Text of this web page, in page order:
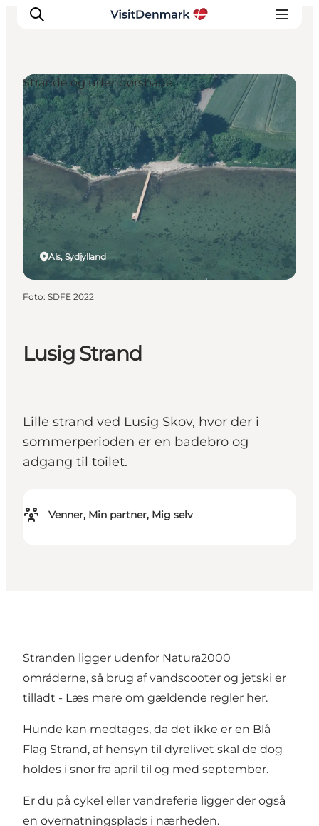
Inspiration
Destinationer
Oplevelser
Overnatning
Planlæg ferien
Lusig Strand
Lille strand ved Lusig Skov, hvor der i
sommerperioden er en badebro og
adgang til toilet.
Venner, Min partner, Mig selv
Als, Sydjylland
Strande og udendørsbade
Foto: SDFE 2022
Stranden ligger udenfor Natura2000
områderne, så brug af vandscooter og jetski er
tilladt - Læs mere om gældende regler her.
Hunde kan medtages, da det ikke er en Blå
Flag Strand, af hensyn til dyrelivet skal de dog
holdes i snor fra april til og med september.
Er du på cykel eller vandreferie ligger der også
en overnatningsplads i nærheden.